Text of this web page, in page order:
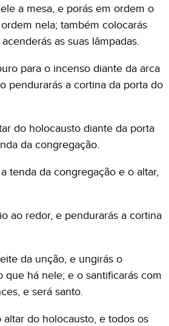
a mesa, e porás em ordem o
nela; também colocarás
as suas lâmpadas.
para o incenso diante da arca
pendurarás a cortina da porta do
do holocausto diante da porta
da congregação.
tenda da congregação e o altar,
ao redor, e pendurarás a cortina
da unção, e ungirás o
que há nele; e o santificarás com
e será santo.
do holocausto, e todos os